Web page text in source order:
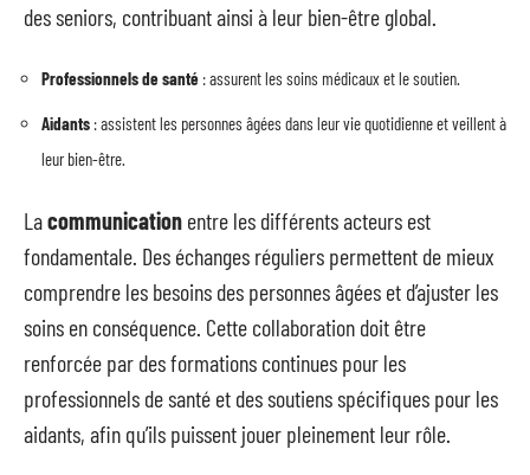
des seniors, contribuant ainsi à leur bien-être global.
Professionnels de santé : assurent les soins médicaux et le soutien.
Aidants : assistent les personnes âgées dans leur vie quotidienne et veillent à
leur bien-être.
Lacommunication entre les différents acteurs est
fondamentale. Des échanges réguliers permettent de mieux
comprendre les besoins des personnes âgées et d’ajuster les
soins en conséquence. Cette collaboration doit être
renforcée par des formations continues pour les
professionnels de santé et des soutiens spécifiques pour les
aidants, afin qu’ils puissent jouer pleinement leur rôle.